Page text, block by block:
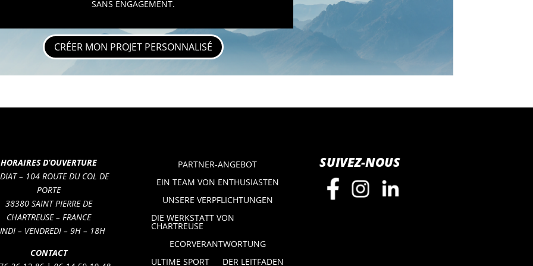
SANS ENGAGEMENT.
CRÉER MON PROJET PERSONNALISÉ
HORAIRES D’OUVERTURE
– 104 ROUTE DU COL DE
PORTE
38380 SAINT PIERRE DE
CHARTREUSE – FRANCE
– VENDREDI – 9H – 18H
CONTACT
PARTNER-ANGEBOT
EIN TEAM VON ENTHUSIASTEN
UNSERE VERPFLICHTUNGEN
DIE WERKSTATT VON
CHARTREUSE
ECORVERANTWORTUNG
ULTIME SPORT
DER LEITFADEN
SUIVEZ-NOUS